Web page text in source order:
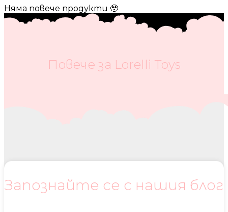
Няма повече продукти 🥹
Повече за Lorelli Toys
Запознайте се с нашия блог